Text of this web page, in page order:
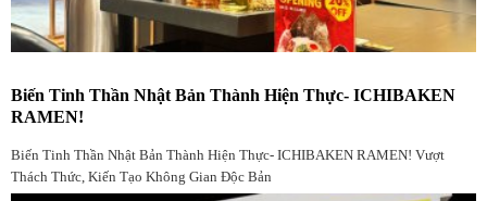
Biến Tinh Thần Nhật Bản Thành Hiện Thực- ICHIBAKEN
RAMEN!
Biến Tinh Thần Nhật Bản Thành Hiện Thực- ICHIBAKEN RAMEN! Vượt
Thách Thức, Kiến Tạo Không Gian Độc Bản